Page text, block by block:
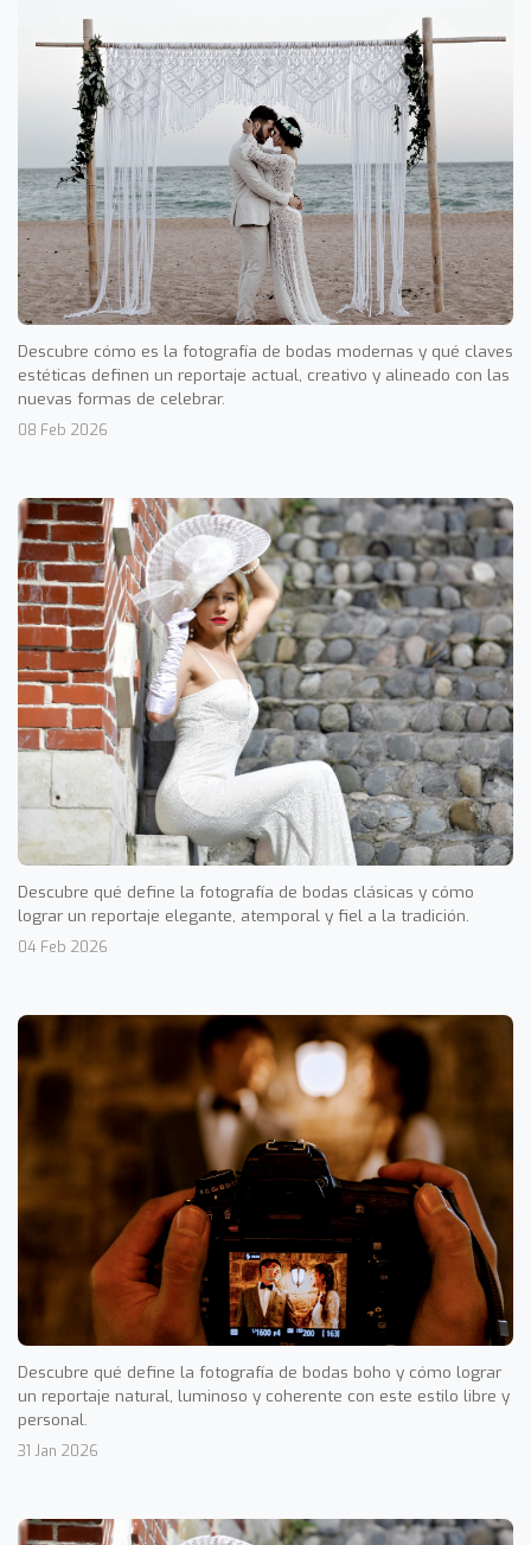
Descubre cómo es la fotografía de bodas modernas y qué claves
estéticas definen un reportaje actual, creativo y alineado con las
nuevas formas de celebrar.
08 Feb 2026
Descubre qué define la fotografía de bodas clásicas y cómo
lograr un reportaje elegante, atemporal y fiel a la tradición.
04 Feb 2026
Descubre qué define la fotografía de bodas boho y cómo lograr
un reportaje natural, luminoso y coherente con este estilo libre y
personal.
31 Jan 2026